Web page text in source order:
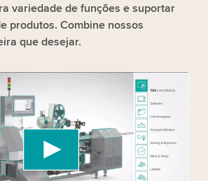
variedade de funções e suportar
produtos. Combine nossos
que desejar.
consent to load the YouTube
party service to embed video
collect data about your activity.
details and accept the service